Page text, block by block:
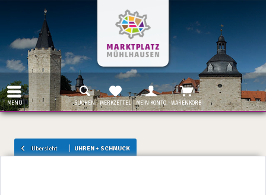
MENÜ SUCHEN MERKZETTEL MEIN KONTO WARENKORB
Übersicht UHREN + SCHMUCK